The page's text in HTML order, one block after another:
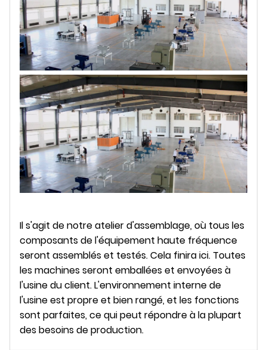
Il s'agit de notre atelier d'assemblage, où tous les
composants de l'équipement haute fréquence
seront assemblés et testés. Cela finira ici. Toutes
les machines seront emballées et envoyées à
l'usine du client. L'environnement interne de
l'usine est propre et bien rangé, et les fonctions
sont parfaites, ce qui peut répondre à la plupart
des besoins de production.